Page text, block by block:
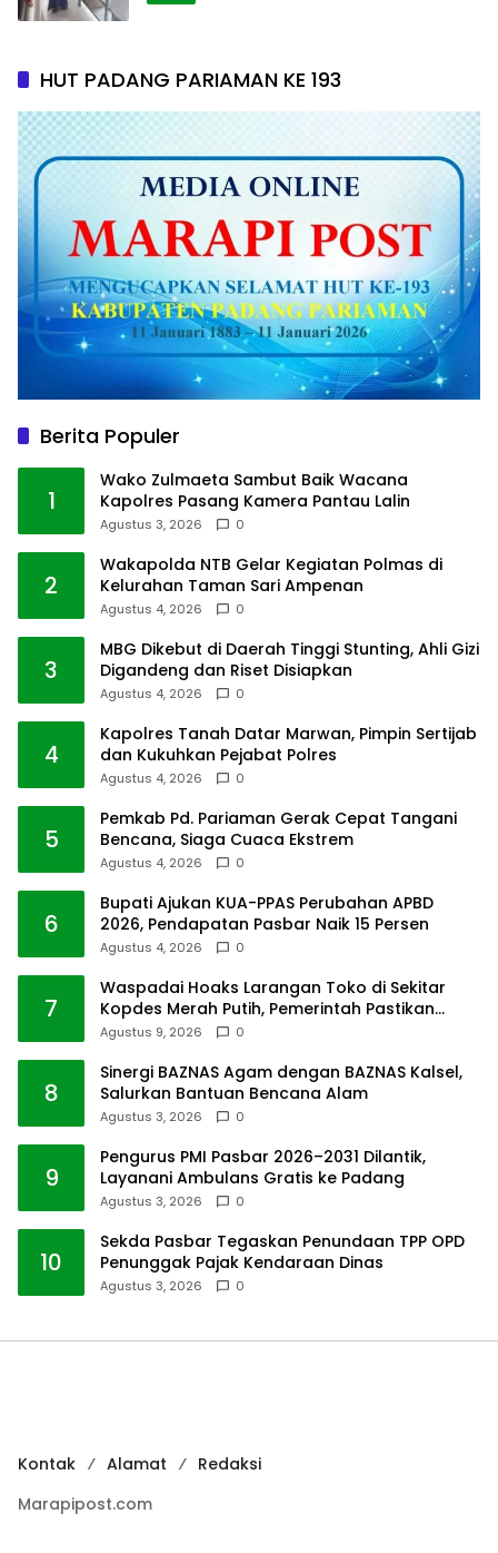
HUT PADANG PARIAMAN KE 193
Berita Populer
1
Wako Zulmaeta Sambut Baik Wacana
Kapolres Pasang Kamera Pantau Lalin
Agustus 3, 2026 0
2
Wakapolda NTB Gelar Kegiatan Polmas di
Kelurahan Taman Sari Ampenan
Agustus 4, 2026 0
3
MBG Dikebut di Daerah Tinggi Stunting, Ahli Gizi
Digandeng dan Riset Disiapkan
Agustus 4, 2026 0
4
Kapolres Tanah Datar Marwan, Pimpin Sertijab
dan Kukuhkan Pejabat Polres
Agustus 4, 2026 0
5
Pemkab Pd. Pariaman Gerak Cepat Tangani
Bencana, Siaga Cuaca Ekstrem
Agustus 4, 2026 0
6
Bupati Ajukan KUA-PPAS Perubahan APBD
2026, Pendapatan Pasbar Naik 15 Persen
Agustus 4, 2026 0
7
Waspadai Hoaks Larangan Toko di Sekitar
Kopdes Merah Putih, Pemerintah Pastikan
Usaha Warga Tetap Dilindungi
Agustus 9, 2026 0
8
Sinergi BAZNAS Agam dengan BAZNAS Kalsel,
Salurkan Bantuan Bencana Alam
Agustus 3, 2026 0
9
Pengurus PMI Pasbar 2026–2031 Dilantik,
Layanani Ambulans Gratis ke Padang
Agustus 3, 2026 0
10
Sekda Pasbar Tegaskan Penundaan TPP OPD
Penunggak Pajak Kendaraan Dinas
Agustus 3, 2026 0
Kontak Alamat
Redaksi
Marapipost.com